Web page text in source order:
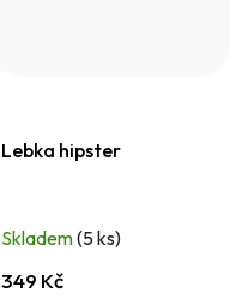
Lebka hipster
Skladem(5 ks)
349 Kč